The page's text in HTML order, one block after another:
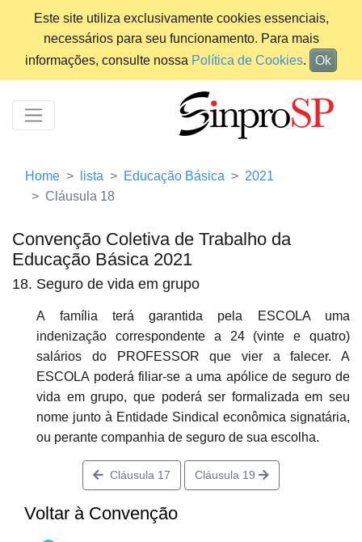
Este site utiliza exclusivamente cookies essenciais,
necessários para seu funcionamento. Para mais
informações, consulte nossa Política de Cookies. Ok
Home lista Educação Básica
2021
Cláusula 18
Convenção Coletiva de Trabalho da
Educação Básica 2021
18. Seguro de vida em grupo
A família terá garantida pela ESCOLA uma
indenização correspondente a 24 (vinte e quatro)
salários do PROFESSOR que vier a falecer. A
ESCOLA poderá filiar-se a uma apólice de seguro de
vida em grupo, que poderá ser formalizada em seu
nome junto à Entidade Sindical econômica signatária,
ou perante companhia de seguro de sua escolha.
Cláusula 17 Cláusula 19
Voltar à Convenção